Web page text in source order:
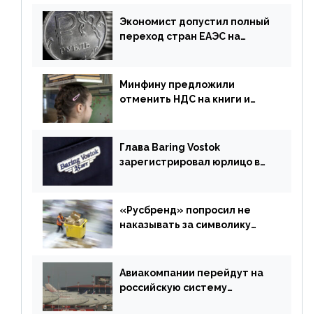
Экономист допустил полный
переход стран ЕАЭС на
Минфину предложили
отменить НДС на книги и
Глава Baring Vostok
зарегистрировал юрлицо в
«Русбренд» попросил не
наказывать за символику
Авиакомпании перейдут на
российскую систему